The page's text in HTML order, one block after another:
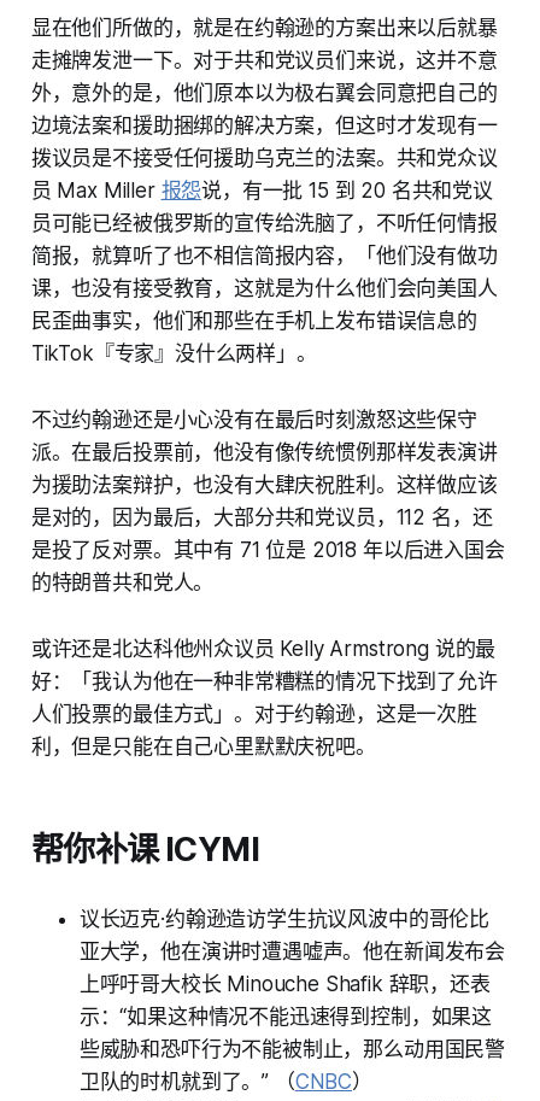
显在他们所做的，就是在约翰逊的方案出来以后就暴
走摊牌发泄一下。对于共和党议员们来说，这并不意
外，意外的是，他们原本以为极右翼会同意把自己的
边境法案和援助捆绑的解决方案，但这时才发现有一
拨议员是不接受任何援助乌克兰的法案。共和党众议
员 Max Miller 报怨说，有一批 15 到 20 名共和党议
员可能已经被俄罗斯的宣传给洗脑了，不听任何情报
简报，就算听了也不相信简报内容，「他们没有做功
课，也没有接受教育，这就是为什么他们会向美国人
民歪曲事实，他们和那些在手机上发布错误信息的
TikTok『专家』没什么两样」。
不过约翰逊还是小心没有在最后时刻激怒这些保守
派。在最后投票前，他没有像传统惯例那样发表演讲
为援助法案辩护，也没有大肆庆祝胜利。这样做应该
是对的，因为最后，大部分共和党议员，112 名，还
是投了反对票。其中有 71 位是 2018 年以后进入国会
的特朗普共和党人。
或许还是北达科他州众议员 Kelly Armstrong 说的最
好：「我认为他在一种非常糟糕的情况下找到了允许
人们投票的最佳方式」。对于约翰逊，这是一次胜
利，但是只能在自己心里默默庆祝吧。
帮你补课 ICYMI
议长迈克·约翰逊造访学生抗议风波中的哥伦比
亚大学，他在演讲时遭遇嘘声。他在新闻发布会
上呼吁哥大校长 Minouche Shafik 辞职，还表
示：“如果这种情况不能迅速得到控制，如果这
些威胁和恐吓行为不能被制止，那么动用国民警
卫队的时机就到了。” （CNBC）